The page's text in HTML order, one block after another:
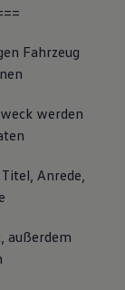
==
Fahrzeug
werden
Anrede,
außerdem